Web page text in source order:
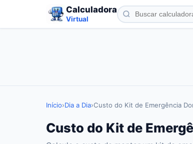
Calculadora
Virtual
Início›Dia a Dia›Custo do Kit de Emergência
Custo do Kit de